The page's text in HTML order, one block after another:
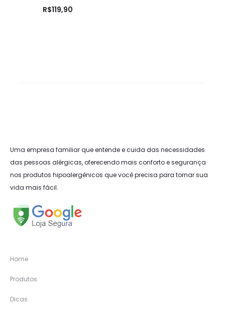
R$119,90
Uma empresa familiar que entende e cuida das necessidades
das pessoas alérgicas, oferecendo mais conforto e segurança
nos produtos hipoalergênicos que você precisa para tornar sua
vida mais fácil.
Home
Produtos
Dicas